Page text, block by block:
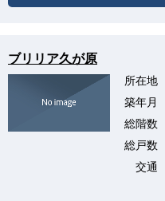
ブリリア久が原
所在地
築年月
総階数
総戸数
交通